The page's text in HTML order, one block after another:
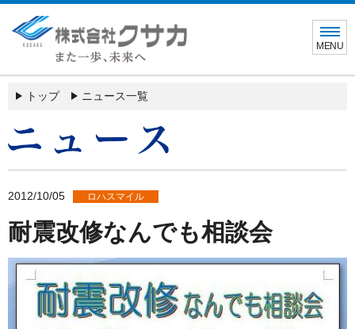
MENU
トップ ニュース一覧
2012/10/05 ロハスマイル
耐震改修なんでも相談会